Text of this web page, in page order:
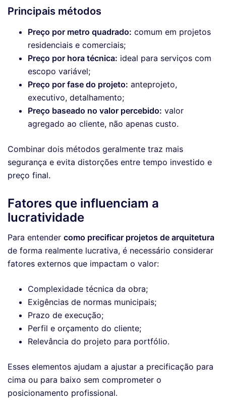
Principais métodos
Preço por metro quadrado: comum em projetos
residenciais e comerciais;
Preço por hora técnica: ideal para serviços com
escopo variável;
Preço por fase do projeto: anteprojeto,
executivo, detalhamento;
Preço baseado no valor percebido: valor
agregado ao cliente, não apenas custo.
Combinar dois métodos geralmente traz mais
segurança e evita distorções entre tempo investido e
preço final.
Fatores que influenciam a
lucratividade
Para entender como precificar projetos de arquitetura
de forma realmente lucrativa, é necessário considerar
fatores externos que impactam o valor:
Complexidade técnica da obra;
Exigências de normas municipais;
Prazo de execução;
Perfil e orçamento do cliente;
Relevância do projeto para portfólio.
Esses elementos ajudam a ajustar a precificação para
cima ou para baixo sem comprometer o
posicionamento profissional.